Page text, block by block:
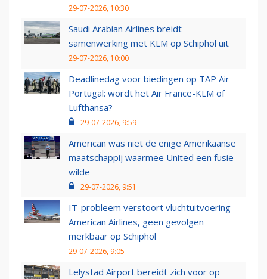
29-07-2026, 10:30
Saudi Arabian Airlines breidt
samenwerking met KLM op Schiphol uit
29-07-2026, 10:00
Deadlinedag voor biedingen op TAP Air
Portugal: wordt het Air France-KLM of
Lufthansa?
29-07-2026, 9:59
American was niet de enige Amerikaanse
maatschappij waarmee United een fusie
wilde
29-07-2026, 9:51
IT-probleem verstoort vluchtuitvoering
American Airlines, geen gevolgen
merkbaar op Schiphol
29-07-2026, 9:05
Lelystad Airport bereidt zich voor op